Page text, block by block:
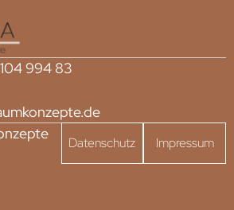
994 83
Datenschutz Impressum